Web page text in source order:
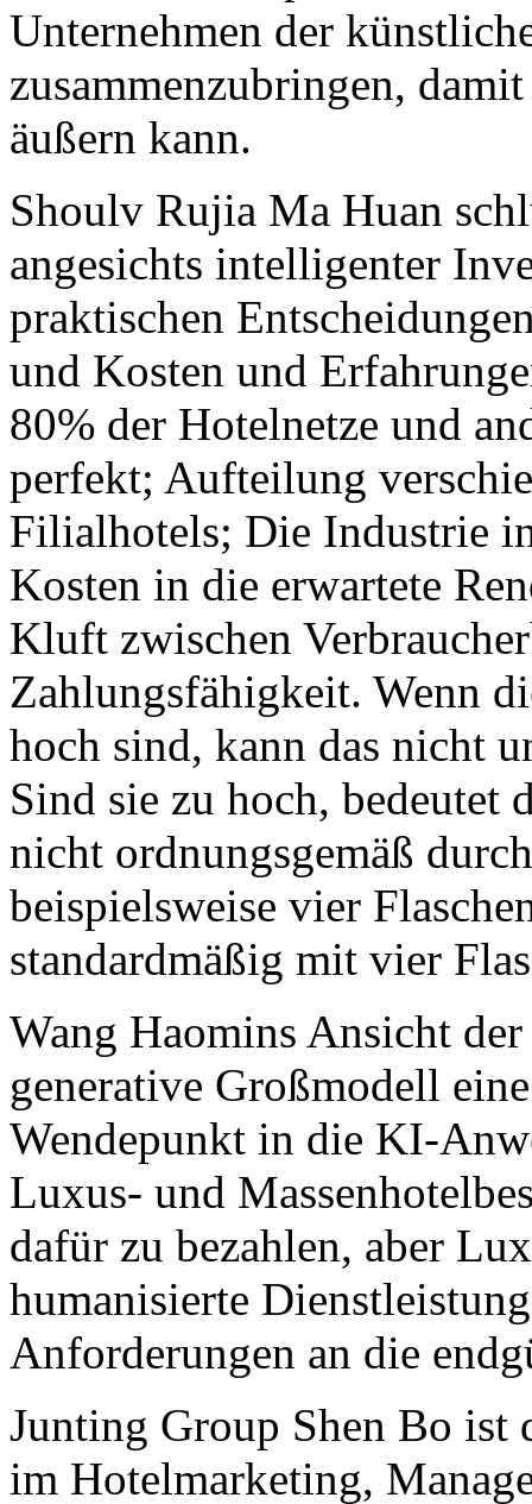
Unternehmen der
zusammenzubringen,
äußern kann.
Shoulv Rujia Ma Huan
angesichts intelligenter
praktischen
und Kosten und
80% der Hotelnetze und
perfekt; Aufteilung
Filialhotels; Die Industrie
Kosten in die erwartete
Kluft zwischen
Zahlungsfähigkeit. Wenn
hoch sind, kann das nicht
Sind sie zu hoch, bedeutet
nicht ordnungsgemäß
beispielsweise vier
standardmäßig mit vier
Wang Haomins Ansicht
generative Großmodell
Wendepunkt in die KI-
Luxus- und
dafür zu bezahlen, aber
humanisierte
Anforderungen an die
Junting Group Shen Bo ist
im Hotelmarketing,